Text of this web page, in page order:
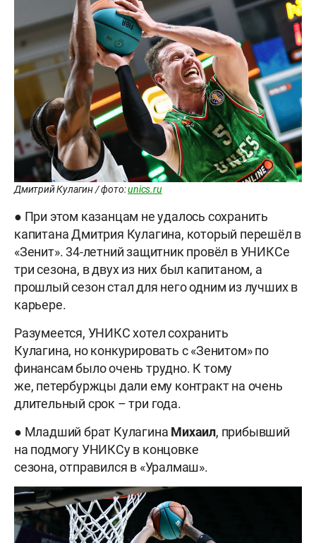
Дмитрий Кулагин / фото:unics.ru
● При этом казанцам не удалось сохранить
капитана Дмитрия Кулагина, который перешёл в
«Зенит». 34-летний защитник провёл в УНИКСе
три сезона, в двух из них был капитаном, а
прошлый сезон стал для него одним из лучших в
карьере.
Разумеется, УНИКС хотел сохранить
Кулагина, но конкурировать с «Зенитом» по
финансам было очень трудно. К тому
же, петербуржцы дали ему контракт на очень
длительный срок – три года.
● Младший брат Кулагина Михаил, прибывший
на подмогу УНИКСу в концовке
сезона, отправился в «Уралмаш».